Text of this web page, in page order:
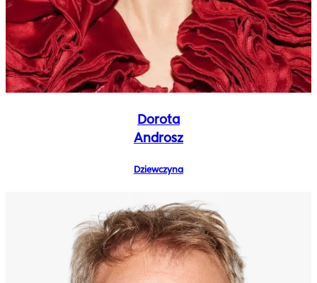
Dorota
Androsz
Dziewczyna